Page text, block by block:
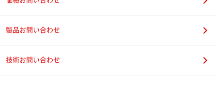
製品お問い合わせ
技術お問い合わせ